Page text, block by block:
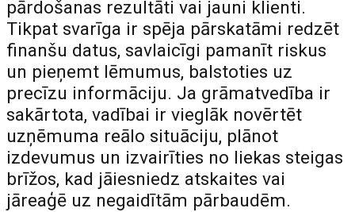
pārdošanas rezultāti vai jauni klienti.
Tikpat svarīga ir spēja pārskatāmi redzēt
finanšu datus, savlaicīgi pamanīt riskus
un pieņemt lēmumus, balstoties uz
precīzu informāciju. Ja grāmatvedība ir
sakārtota, vadībai ir vieglāk novērtēt
uzņēmuma reālo situāciju, plānot
izdevumus un izvairīties no liekas steigas
brīžos, kad jāiesniedz atskaites vai
jāreaģē uz negaidītām pārbaudēm.